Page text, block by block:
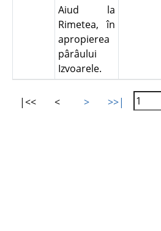
Aiud la
Rimetea, în
apropierea
pârâului
Izvoarele.
|<< < > >>|